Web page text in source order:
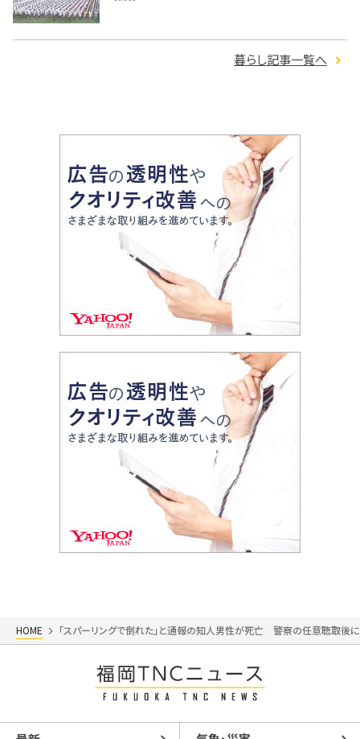
暮らし記事一覧へ
HOME 「スパーリングで倒れた」と通報の知人男性が死亡 警察の任意聴取